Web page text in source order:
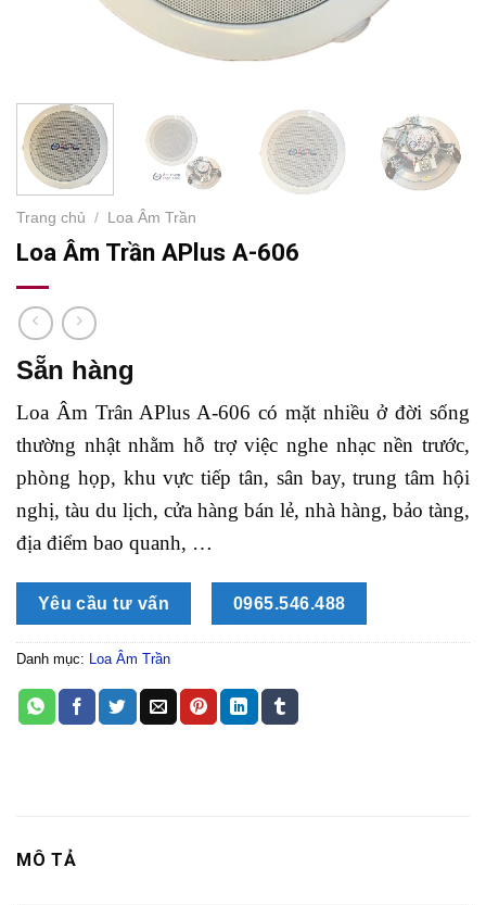
Trang chủ / Loa Âm Trần
Loa Âm Trần APlus A-606
Sẵn hàng
Loa Âm Trân APlus A-606 có mặt nhiều ở đời sống
thường nhật nhằm hỗ trợ việc nghe nhạc nền trước,
phòng họp, khu vực tiếp tân, sân bay, trung tâm hội
nghị, tàu du lịch, cửa hàng bán lẻ, nhà hàng, bảo tàng,
địa điểm bao quanh, …
Yêu cầu tư vấn 0965.546.488
Danh mục: Loa Âm Trần
MÔ TẢ